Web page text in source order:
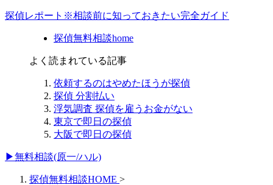
探偵レポート※相談前に知っておきたい完全ガイド
探偵無料相談home
よく読まれている記事
依頼するのはやめたほうが探偵
探偵 分割払い
浮気調査 探偵を雇うお金がない
東京で即日の探偵
大阪で即日の探偵
▶無料相談(原一/ハル)
探偵無料相談HOME >